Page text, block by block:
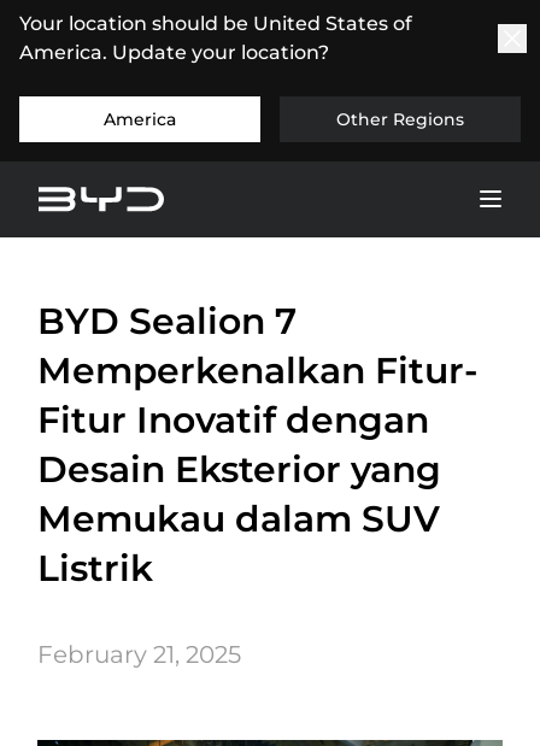
Your location should be United States of
America. Update your location?
America Other Regions
BYD Sealion 7
Memperkenalkan Fitur-
Fitur Inovatif dengan
Desain Eksterior yang
Memukau dalam SUV
Listrik
February 21, 2025